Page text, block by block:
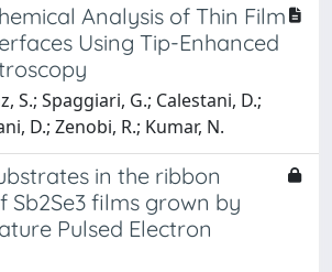
Analysis of Thin Film
Using Tip-Enhanced
S.; Spaggiari, G.; Calestani, D.;
D.; Zenobi, R.; Kumar, N.
in the ribbon
Sb2Se3 films grown by
Pulsed Electron